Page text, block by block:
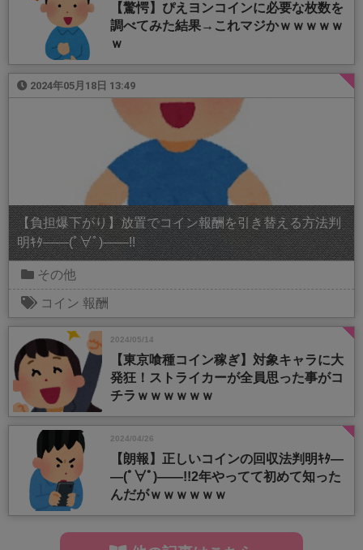
【驚愕】ぴえヨンコインに必要な枚数を
調べてみた結果→これマジかｗｗｗｗｗ
ｗ
2024年05月18日 13:49
【負担爆下がり】放置でコイン報酬を引き替える方法判
明ｷﾀ――(ﾟ∀ﾟ)――!!
その他
コイン 報酬
2024/05/14
【東京喰種コイン稼ぎ】対象キャラに大
発狂！ストライカーが全員思った事がコ
チラｗｗｗｗｗｗ
2024/04/26
【朗報】正しいコインの回収法判明ｷﾀ―
―(ﾟ∀ﾟ)――!!2年やってて初めて知った
んだがｗｗｗｗｗｗ